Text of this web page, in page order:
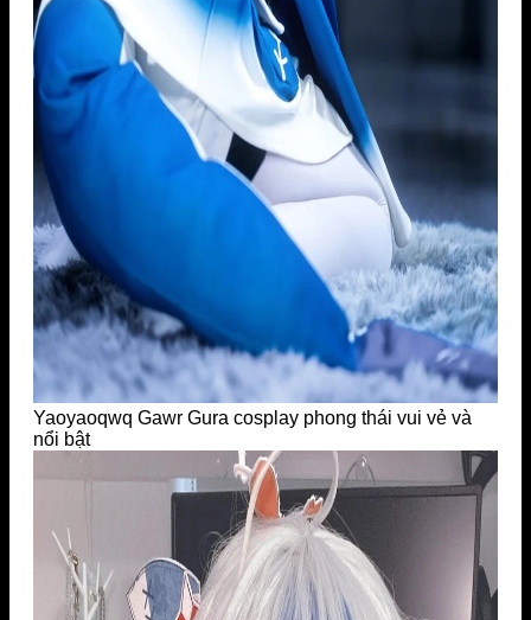
Yaoyaoqwq Gawr Gura cosplay phong thái vui vẻ và
nổi bật